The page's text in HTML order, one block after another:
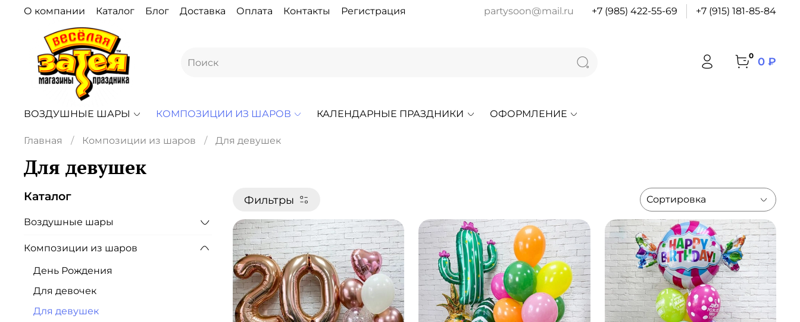
О компании Каталог Блог Доставка Оплата Контакты Регистрация partysoon@mail.ru +7 (985) 422-55-69 +7 (915) 181-85-84
0 0 ₽
ВОЗДУШНЫЕ ШАРЫ КОМПОЗИЦИИ ИЗ ШАРОВ КАЛЕНДАРНЫЕ ПРАЗДНИКИ ОФОРМЛЕНИЕ
Главная Композиции из шаров Для девушек
Для девушек
Фильтры
Каталог
Воздушные шары
Композиции из шаров
День Рождения
Для девочек
Для девушек